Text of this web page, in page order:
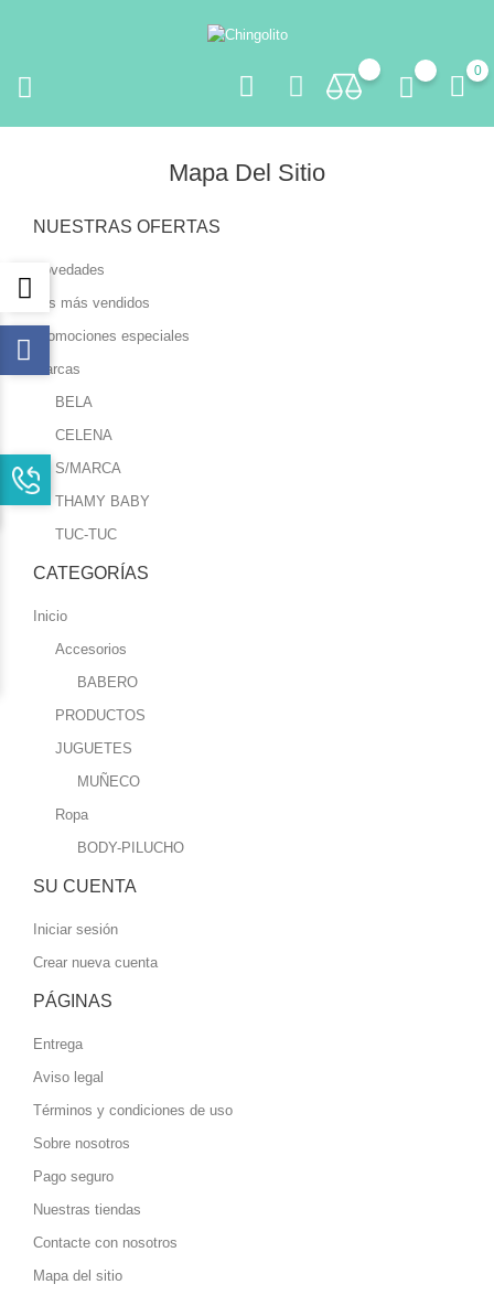
0
Mapa Del Sitio
NUESTRAS OFERTAS
Novedades
Los más vendidos
Promociones especiales
Marcas
BELA
CELENA
S/MARCA
THAMY BABY
TUC-TUC
CATEGORÍAS
Inicio
Accesorios
BABERO
PRODUCTOS
JUGUETES
MUÑECO
Ropa
BODY-PILUCHO
SU CUENTA
Iniciar sesión
Crear nueva cuenta
PÁGINAS
Entrega
Aviso legal
Términos y condiciones de uso
Sobre nosotros
Pago seguro
Nuestras tiendas
Contacte con nosotros
Mapa del sitio